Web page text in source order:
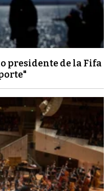
presidente de la Fifa